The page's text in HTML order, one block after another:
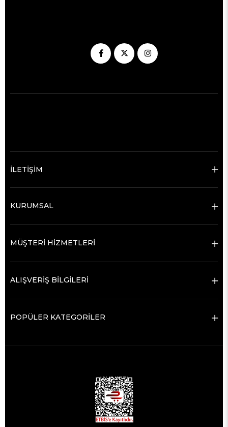
İLETİŞİM
KURUMSAL
MÜŞTERİ HİZMETLERİ
ALIŞVERİŞ BİLGİLERİ
POPÜLER KATEGORİLER